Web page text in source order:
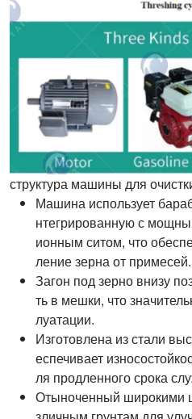
структура машины для
Машина использует
нтегрированную с
ионным ситом, что
ление зерна от примесей.
Загон под зерно внизу
ть в мешки, что
луатации.
Изготовлена из стали
еспечивает
ля продленного срока
Отыноченный широкими